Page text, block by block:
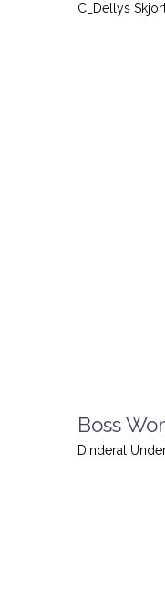
C_Dellys
Boss
Dinderal